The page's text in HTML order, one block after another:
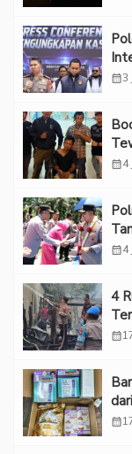
calendar_month3
calendar_month4
calendar_month4
‎4
calendar_month
calendar_month